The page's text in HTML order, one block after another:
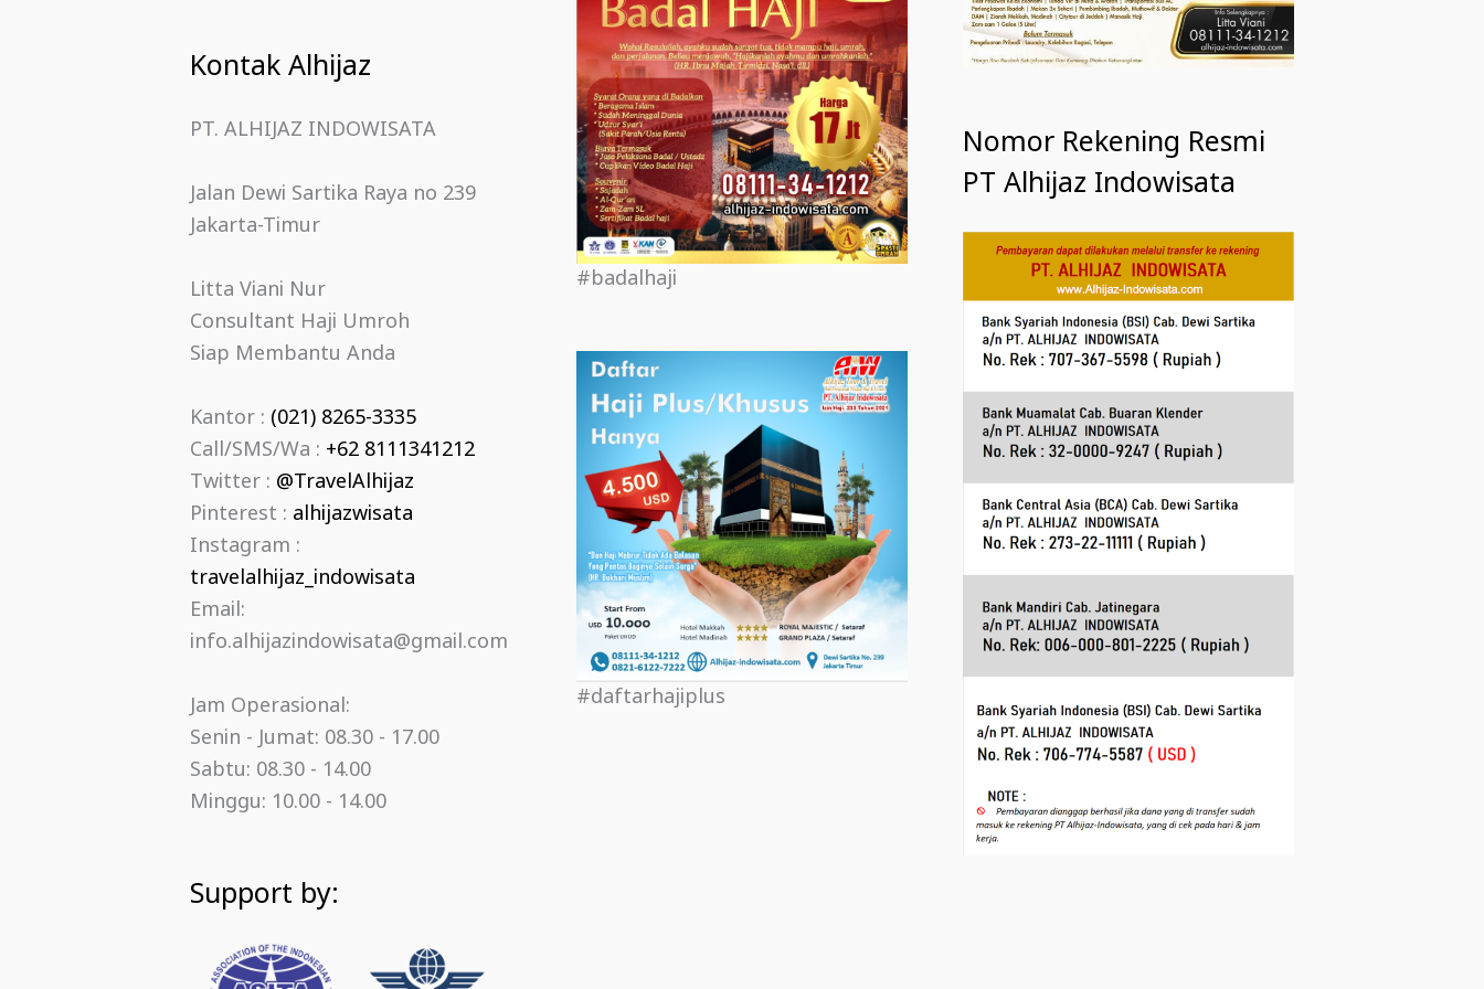
Kontak Alhijaz
PT. ALHIJAZ INDOWISATA
Jalan Dewi Sartika Raya no 239
Jakarta-Timur
Litta Viani Nur
Consultant Haji Umroh
Siap Membantu Anda
Kantor : (021) 8265-3335
Call/SMS/Wa : +62 8111341212
Twitter : @TravelAlhijaz
Pinterest : alhijazwisata
Instagram :
travelalhijaz_indowisata
Email:
info.alhijazindowisata@gmail.com
Jam Operasional:
Senin - Jumat: 08.30 - 17.00
Sabtu: 08.30 - 14.00
Minggu: 10.00 - 14.00
Support by:
#badalhaji
#daftarhajiplus
Nomor Rekening Resmi
PT Alhijaz Indowisata